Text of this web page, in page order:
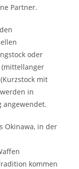
Partner.
oder
(mittellanger
mit
in
angewendet.
Okinawa, in der
kommen